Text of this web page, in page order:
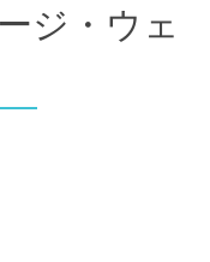
ジ・ウェ